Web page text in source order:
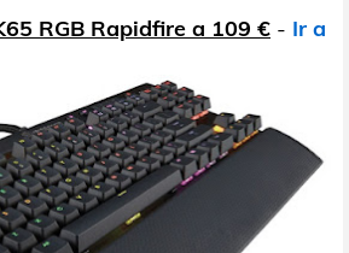
RGB Rapidfire a 109 € - Ir a